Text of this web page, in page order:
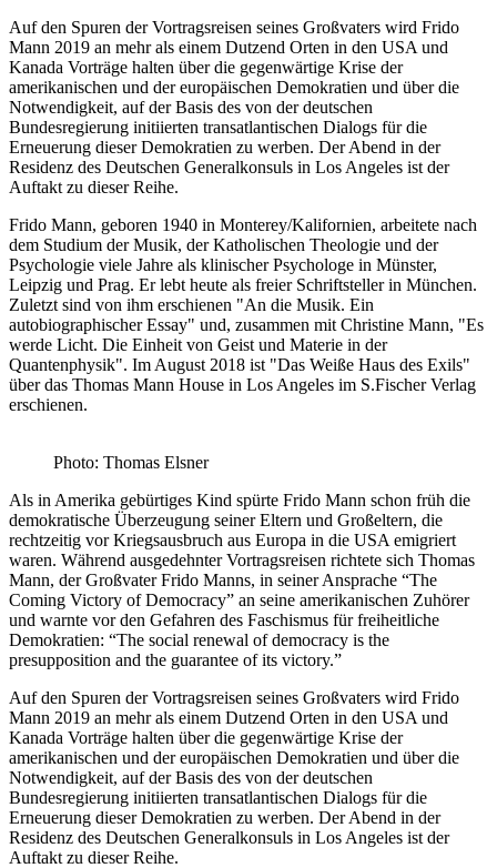
Auf den Spuren der Vortragsreisen seines Großvaters wird Frido
Mann 2019 an mehr als einem Dutzend Orten in den USA und
Kanada Vorträge halten über die gegenwärtige Krise der
amerikanischen und der europäischen Demokratien und über die
Notwendigkeit, auf der Basis des von der deutschen
Bundesregierung initiierten transatlantischen Dialogs für die
Erneuerung dieser Demokratien zu werben. Der Abend in der
Residenz des Deutschen Generalkonsuls in Los Angeles ist der
Auftakt zu dieser Reihe.
Frido Mann, geboren 1940 in Monterey/Kalifornien, arbeitete nach
dem Studium der Musik, der Katholischen Theologie und der
Psychologie viele Jahre als klinischer Psychologe in Münster,
Leipzig und Prag. Er lebt heute als freier Schriftsteller in München.
Zuletzt sind von ihm erschienen "An die Musik. Ein
autobiographischer Essay" und, zusammen mit Christine Mann, "Es
werde Licht. Die Einheit von Geist und Materie in der
Quantenphysik". Im August 2018 ist "Das Weiße Haus des Exils"
über das Thomas Mann House in Los Angeles im S.Fischer Verlag
erschienen.
Photo: Thomas Elsner
Als in Amerika gebürtiges Kind spürte Frido Mann schon früh die
demokratische Überzeugung seiner Eltern und Großeltern, die
rechtzeitig vor Kriegsausbruch aus Europa in die USA emigriert
waren. Während ausgedehnter Vortragsreisen richtete sich Thomas
Mann, der Großvater Frido Manns, in seiner Ansprache “The
Coming Victory of Democracy” an seine amerikanischen Zuhörer
und warnte vor den Gefahren des Faschismus für freiheitliche
Demokratien: “The social renewal of democracy is the
presupposition and the guarantee of its victory.”
Auf den Spuren der Vortragsreisen seines Großvaters wird Frido
Mann 2019 an mehr als einem Dutzend Orten in den USA und
Kanada Vorträge halten über die gegenwärtige Krise der
amerikanischen und der europäischen Demokratien und über die
Notwendigkeit, auf der Basis des von der deutschen
Bundesregierung initiierten transatlantischen Dialogs für die
Erneuerung dieser Demokratien zu werben. Der Abend in der
Residenz des Deutschen Generalkonsuls in Los Angeles ist der
Auftakt zu dieser Reihe.